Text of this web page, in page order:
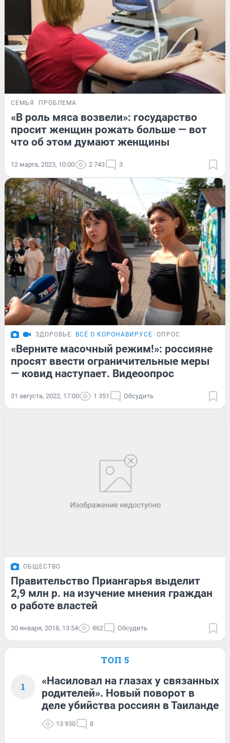
СЕМЬЯ ПРОБЛЕМА
«В роль мяса возвели»: государство
просит женщин рожать больше — вот
что об этом думают женщины
12 марта, 2023, 10:00 2 743 3
ЗДОРОВЬЕ ВСЁ О КОРОНАВИРУСЕ ОПРОС
«Верните масочный режим!»: россияне
просят ввести ограничительные меры
— ковид наступает. Видеоопрос
31 августа, 2022, 17:00 1 351 Обсудить
ОБЩЕСТВО
Правительство Приангарья выделит
2,9 млн р. на изучение мнения граждан
о работе властей
30 января, 2018, 13:54 862 Обсудить
ТОП 5
1
«Насиловал на глазах у связанных
родителей». Новый поворот в
деле убийства россиян в Таиланде
13 930 8